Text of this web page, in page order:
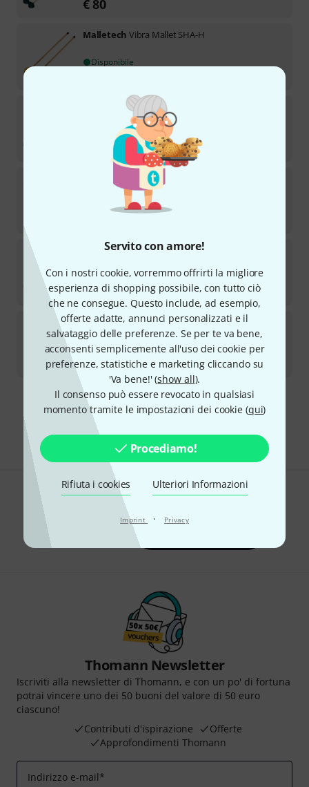
Servito con amore!
Con i nostri cookie, vorremmo offrirti la migliore
esperienza di shopping possibile, con tutto ciò
che ne consegue. Questo include, ad esempio,
offerte adatte, annunci personalizzati e il
salvataggio delle preferenze. Se per te va bene,
acconsenti semplicemente all'uso dei cookie per
preferenze, statistiche e marketing cliccando su
'Va bene!' (show all).
Il consenso può essere revocato in qualsiasi
momento tramite le impostazioni dei cookie (qui)
Procediamo!
Rifiuta i cookies Ulteriori Informazioni
Imprint · Privacy
€ 80
Malletech Vibra Mallet SHA-H
Disponibile
Malletech Vibra Mallet TM16
Disponibile
Marimba Mallet LS15L
Prodotto preordinabile
MalletechMarimba Mallet LN2B
Disponibile
€ 60
Malletech Vibra Mallet DS11
Disponibile
€80
Spedizione gratuita per acquisti di un importo superiore a € 99
Ti piace ciò che vedi?
Thomann Newsletter
Iscriviti alla newsletter di Thomann, e con un po' di fortuna
potrai vincere uno dei 50 buoni del valore di 50 euro
ciascuno!
Contributi d'ispirazione
Offerte
Approfondimenti Thomann
Indirizzo e-mail*